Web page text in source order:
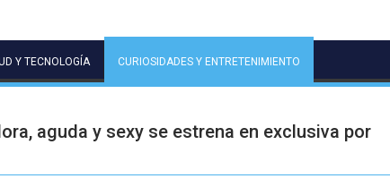
Y TECNOLOGÍA CURIOSIDADES Y ENTRETENIMIENTO
aguda y sexy se estrena en exclusiva por